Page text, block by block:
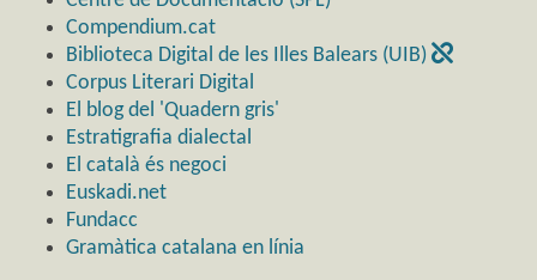
Compendium.cat
Biblioteca Digital de les Illes Balears (UIB)
Corpus Literari Digital
El blog del 'Quadern gris'
Estratigrafia dialectal
El català és negoci
Euskadi.net
Fundacc
Gramàtica catalana en línia